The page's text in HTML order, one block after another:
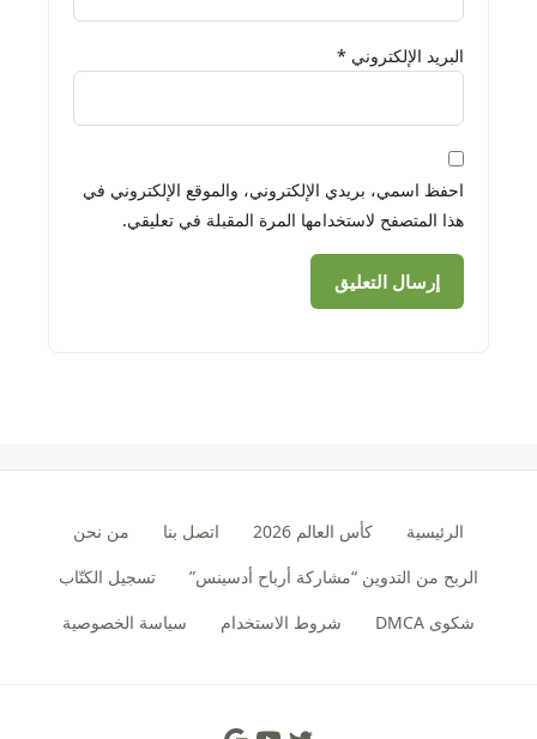
البريد الإلكتروني *
احفظ اسمي، بريدي الإلكتروني، والموقع الإلكتروني في
هذا المتصفح لاستخدامها المرة المقبلة في تعليقي.
الرئيسية كأس العالم 2026 اتصل بنا
من نحن
الربح من التدوين “مشاركة أرباح أدسينس”
تسجيل الكتّاب
شكوى DMCA
شروط الاستخدام سياسة الخصوصية